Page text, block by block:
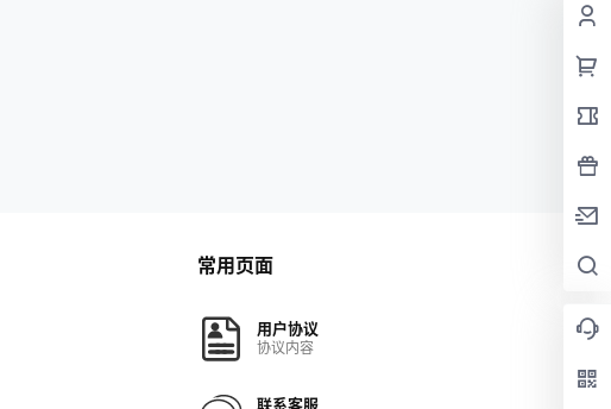
常用页面
用户协议
协议内容
联系客服